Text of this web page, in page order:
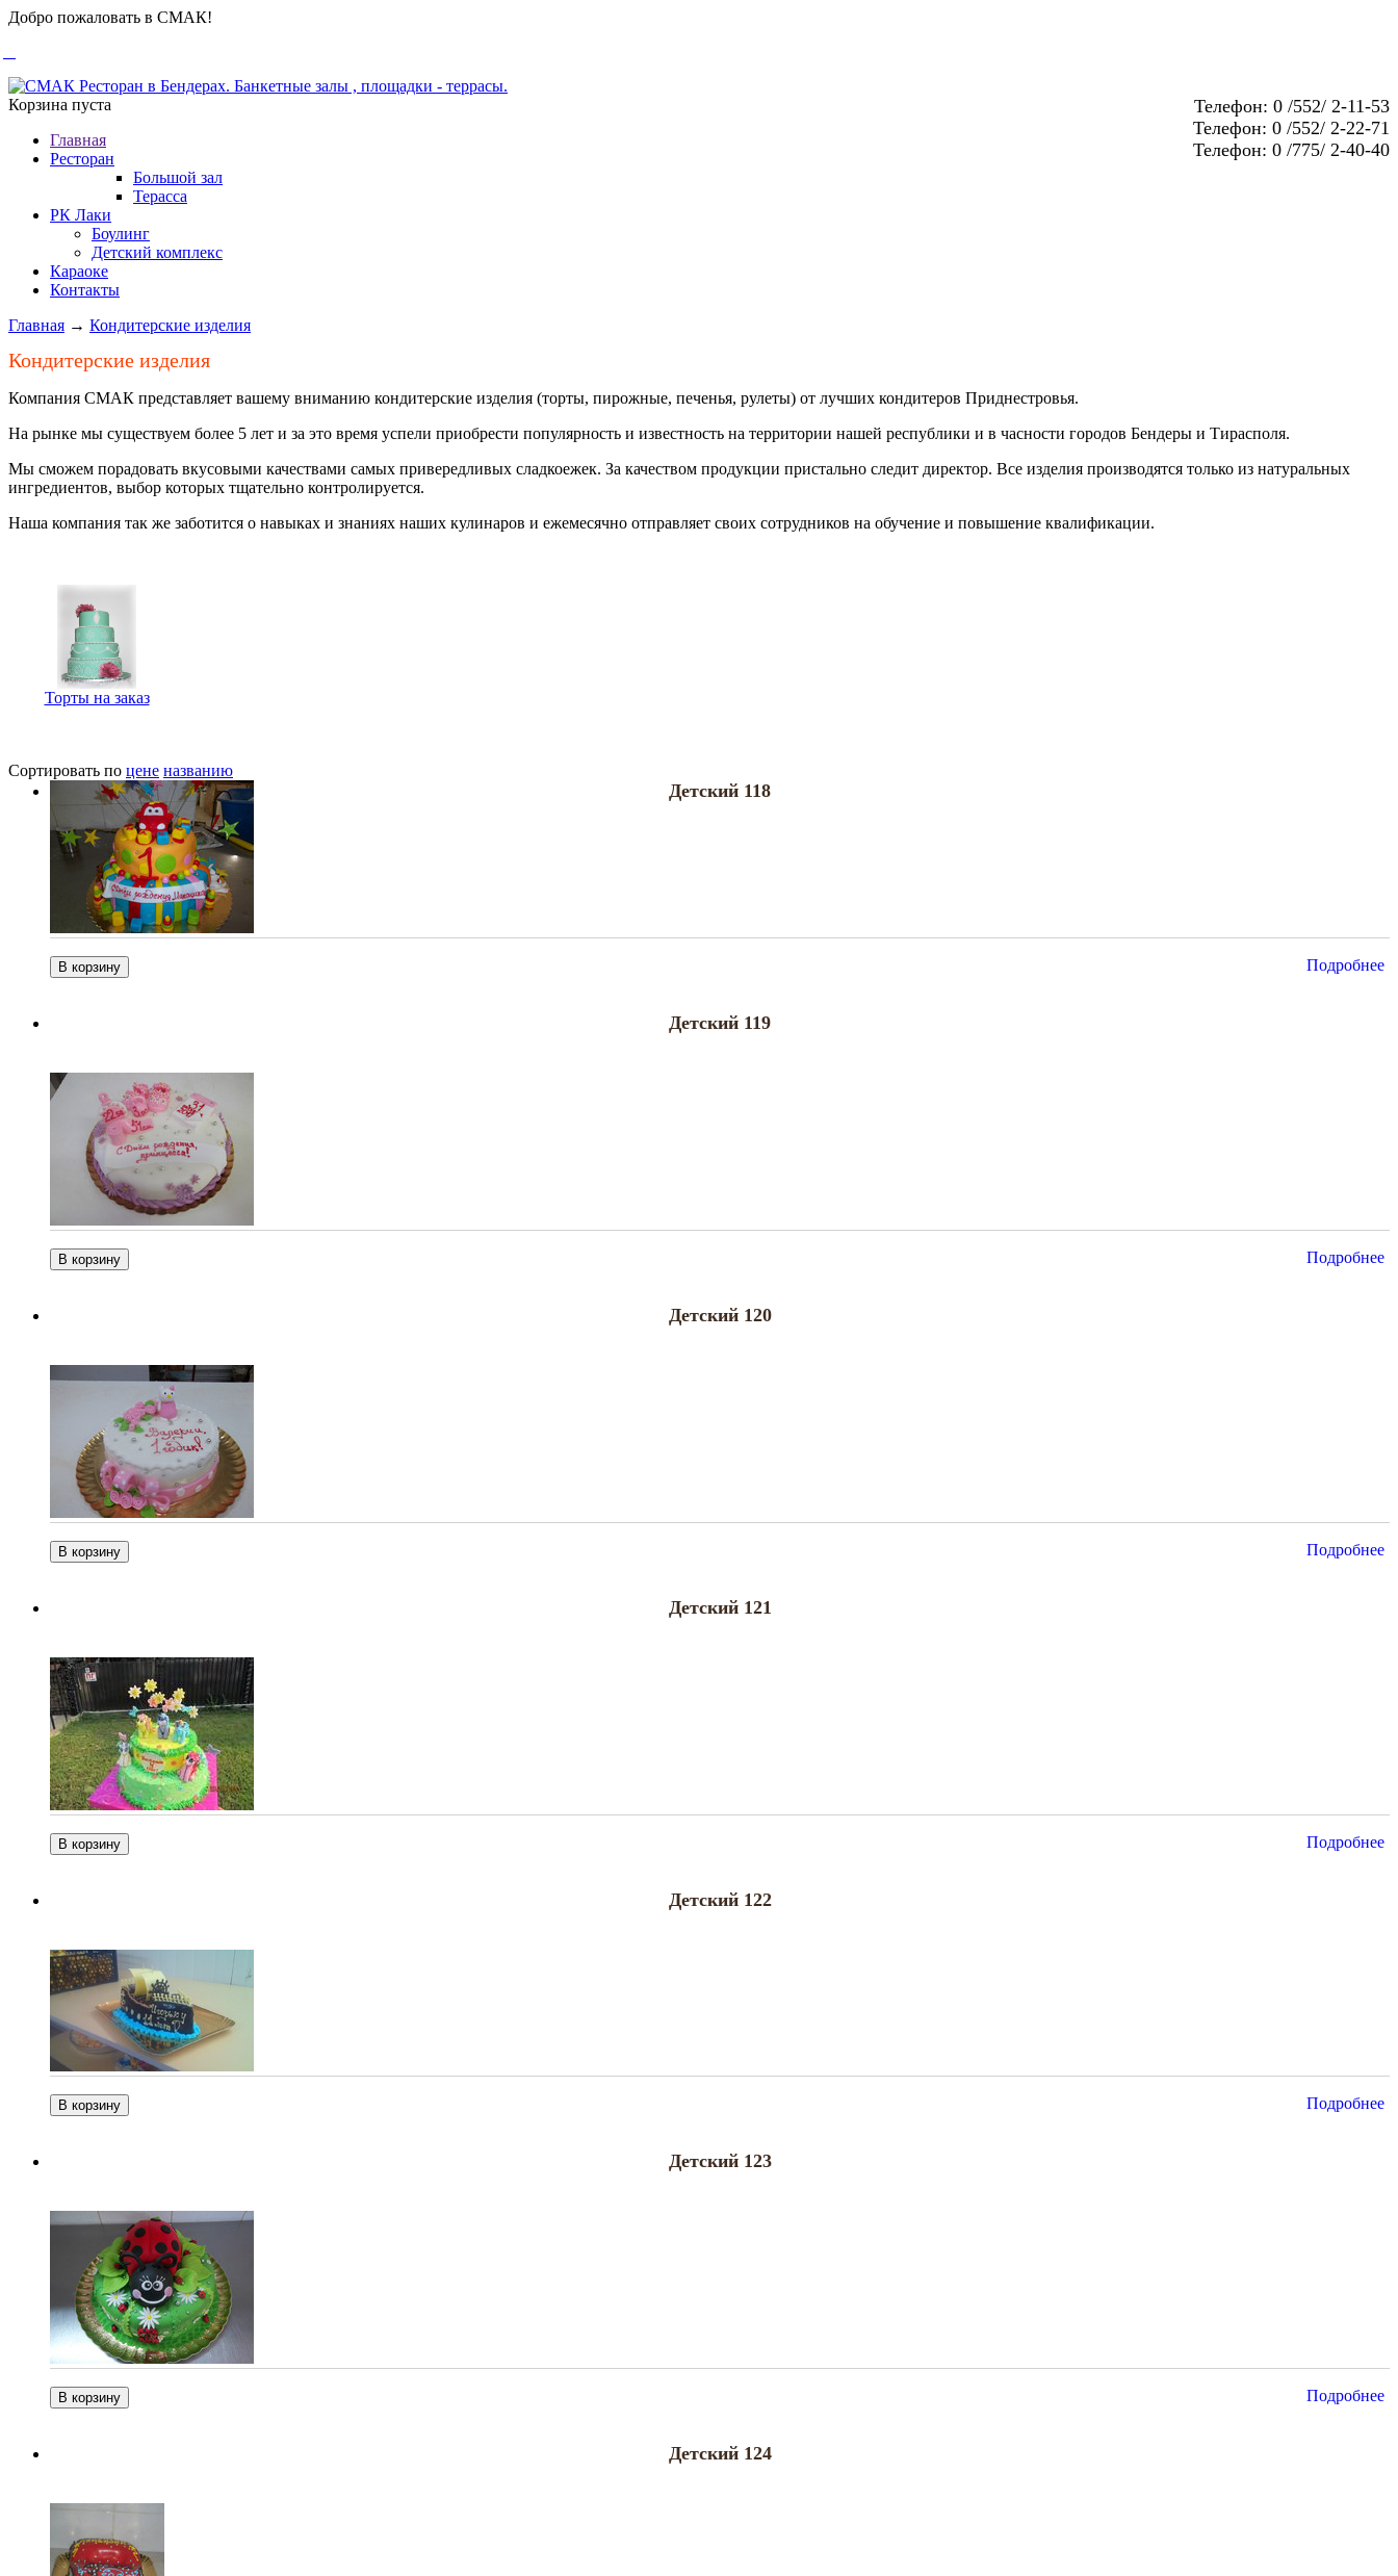
Добро пожаловать в СМАК!
Телефон: 0 /552/ 2-11-53
Телефон: 0 /552/ 2-22-71
Телефон: 0 /775/ 2-40-40
Корзина пуста
Главная
Ресторан
Большой зал
Терасса
РК Лаки
Боулинг
Детский комплекс
Караоке
Контакты
Главная → Кондитерские изделия
Кондитерские изделия
Компания СМАК представляет вашему вниманию кондитерские изделия (торты, пирожные, печенья, рулеты) от лучших кондитеров Приднестровья.
На рынке мы существуем более 5 лет и за это время успели приобрести популярность и известность на территории нашей республики и в часности городов Бендеры и Тирасполя.
Мы сможем порадовать вкусовыми качествами самых привередливых сладкоежек. За качеством продукции пристально следит директор. Все изделия производятся только из натуральных
ингредиентов, выбор которых тщательно контролируется.
Наша компания так же заботится о навыках и знаниях наших кулинаров и ежемесячно отправляет своих сотрудников на обучение и повышение квалификации.
Торты на заказ
Сортировать по цене названию
Детский 118
Подробнее
Детский 119
Подробнее
Детский 120
Подробнее
Детский 121
Подробнее
Детский 122
Подробнее
Детский 123
Подробнее
Детский 124